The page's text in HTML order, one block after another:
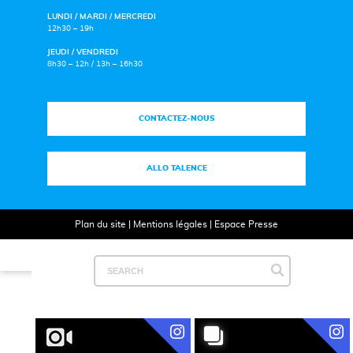
LUNDI / MARDI / MERCREDI
12h30 – 19h
JEUDI / VENDREDI
8h30 – 12h / 13h – 16h30
CONTACTEZ-NOUS
ALLO TALENCE
Plan du site Mentions légales| Espace Presse